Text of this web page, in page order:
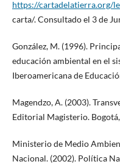
https://cartadelatierra.org/
carta/. Consultado el 3 de
González, M. (1996).
educación ambiental en el
Iberoamericana de
Magendzo, A. (2003).
Editorial Magisterio.
Ministerio de Medio
Nacional. (2002). Política